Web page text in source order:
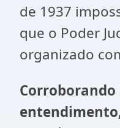
de 1937
que o Poder
organizado
Corroborando